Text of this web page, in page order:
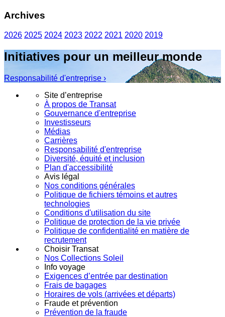
Archives
2026 2025 2024 2023 2022 2021 2020 2019
Initiatives pour un meilleur monde
Responsabilité d'entreprise ›
Site d’entreprise
À propos de Transat
Gouvernance d'entreprise
Investisseurs
Médias
Carrières
Responsabilité d'entreprise
Diversité, équité et inclusion
Plan d'accessibilité
Avis légal
Nos conditions générales
Politique de fichiers témoins et autres
technologies
Conditions d'utilisation du site
Politique de protection de la vie privée
Politique de confidentialité en matière de
recrutement
Choisir Transat
Nos Collections Soleil
Info voyage
Exigences d’entrée par destination
Frais de bagages
Horaires de vols (arrivées et départs)
Fraude et prévention
Prévention de la fraude